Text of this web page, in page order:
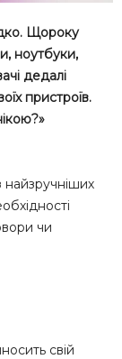
Щороку
ноутбуки,
дедалі
пристроїв.
найзручніших
чи
свій